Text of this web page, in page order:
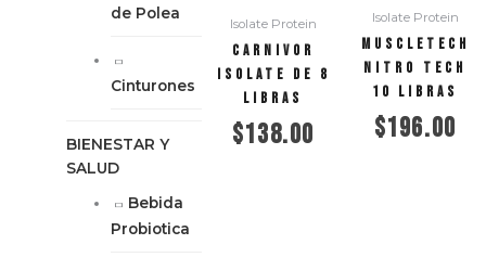
de Polea
Cinturones
BIENESTAR Y
SALUD
Bebida
Probiotica
Isolate Protein
Carnivor
Isolate de 8
Libras
$138.00
Isolate Protein
MUSCLETECH
Nitro Tech
10 libras
$196.00